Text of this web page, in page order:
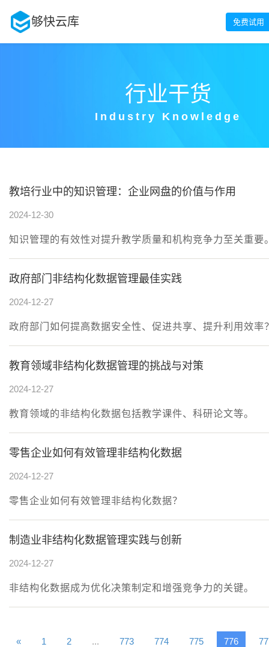
够快云库 免费试用
行业干货
Industry Knowledge
教培行业中的知识管理：企业网盘的价值与作用
2024-12-30
知识管理的有效性对提升教学质量和机构竞争力至关重要
政府部门非结构化数据管理最佳实践
2024-12-27
政府部门如何提高数据安全性、促进共享、提升利用效率
教育领域非结构化数据管理的挑战与对策
2024-12-27
教育领域的非结构化数据包括教学课件、科研论文等。
零售企业如何有效管理非结构化数据
2024-12-27
零售企业如何有效管理非结构化数据？
制造业非结构化数据管理实践与创新
2024-12-27
非结构化数据成为优化决策制定和增强竞争力的关键。
« 1 2 ... 773 774 775 776